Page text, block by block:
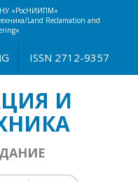
«РосНИИПМ»
Land Reclamation and
ISSN 2712-9357
И